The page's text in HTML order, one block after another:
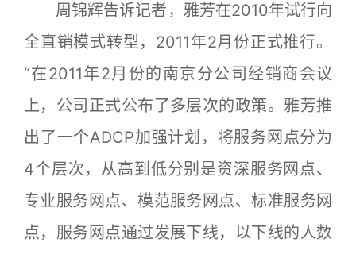
周锦辉告诉记者，雅芳在2010年试行向
全直销模式转型，2011年2月份正式推行。
“在2011年2月份的南京分公司经销商会议
上，公司正式公布了多层次的政策。雅芳推
出了一个ADCP加强计划，将服务网点分为
4个层次，从高到低分别是资深服务网点、
专业服务网点、模范服务网点、标准服务网
点，服务网点通过发展下线，以下线的人数